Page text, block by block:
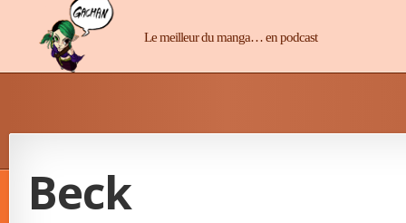
Manga-ChanLe meilleur du manga… en podcast
Beck